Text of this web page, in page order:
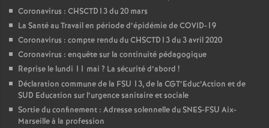
Coronavirus : CHSCTD13 du 20 mars
La Santé au Travail en période d’épidémie de COVID-19
Coronavirus : compte rendu du CHSCTD13 du 3 avril 2020
Coronavirus : enquête sur la continuité pédagogique
Reprise le lundi 11 mai ? La sécurité d’abord !
Déclaration commune de la FSU 13, de la CGT’Educ’Action et de
SUD Education sur l’urgence sanitaire et sociale
Sortie du confinement : Adresse solennelle du SNES-FSU Aix-
Marseille à la profession